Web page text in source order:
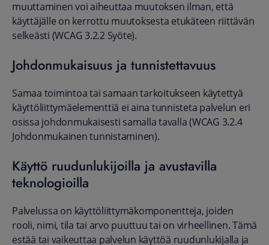
muuttaminen voi aiheuttaa muutoksen ilman, että
käyttäjälle on kerrottu muutoksesta etukäteen riittävän
selkeästi (WCAG 3.2.2 Syöte).
Johdonmukaisuus ja tunnistettavuus
Samaa toimintoa tai samaan tarkoitukseen käytettyä
käyttöliittymäelementtiä ei aina tunnisteta palvelun eri
osissa johdonmukaisesti samalla tavalla (WCAG 3.2.4
Johdonmukainen tunnistaminen).
Käyttö ruudunlukijoilla ja avustavilla
teknologioilla
Palvelussa on käyttöliittymäkomponentteja, joiden
rooli, nimi, tila tai arvo puuttuu tai on virheellinen. Tämä
estää tai vaikeuttaa palvelun käyttöä ruudunlukijalla ja